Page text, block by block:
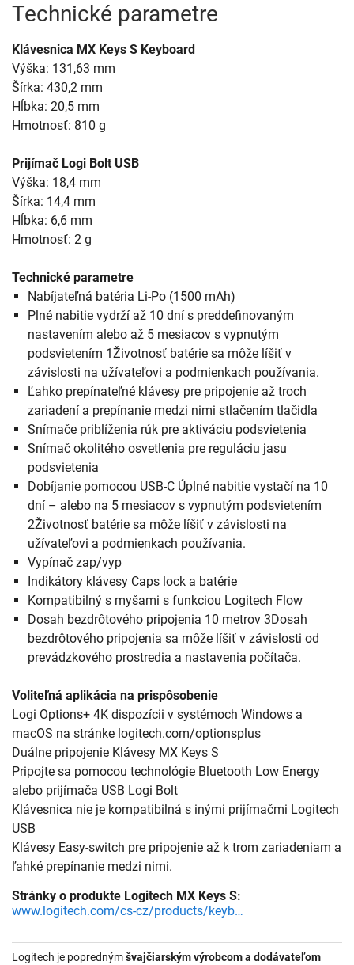
Technické parametre
Klávesnica MX Keys S Keyboard
Výška: 131,63 mm
Šírka: 430,2 mm
Hĺbka: 20,5 mm
Hmotnosť: 810 g
Prijímač Logi Bolt USB
Výška: 18,4 mm
Šírka: 14,4 mm
Hĺbka: 6,6 mm
Hmotnosť: 2 g
Technické parametre
Nabíjateľná batéria Li-Po (1500 mAh)
Plné nabitie vydrží až 10 dní s preddefinovaným
nastavením alebo až 5 mesiacov s vypnutým
podsvietením 1Životnosť batérie sa môže líšiť v
závislosti na užívateľovi a podmienkach používania.
Ľahko prepínateľné klávesy pre pripojenie až troch
zariadení a prepínanie medzi nimi stlačením tlačidla
Snímače priblíženia rúk pre aktiváciu podsvietenia
Snímač okolitého osvetlenia pre reguláciu jasu
podsvietenia
Dobíjanie pomocou USB-C Úplné nabitie vystačí na 10
dní – alebo na 5 mesiacov s vypnutým podsvietením
2Životnosť batérie sa môže líšiť v závislosti na
užívateľovi a podmienkach používania.
Vypínač zap/vyp
Indikátory klávesy Caps lock a batérie
Kompatibilný s myšami s funkciou Logitech Flow
Dosah bezdrôtového pripojenia 10 metrov 3Dosah
bezdrôtového pripojenia sa môže líšiť v závislosti od
prevádzkového prostredia a nastavenia počítača.
Voliteľná aplikácia na prispôsobenie
Logi Options+ 4K dispozícii v systémoch Windows a
macOS na stránke logitech.com/optionsplus
Duálne pripojenie Klávesy MX Keys S
Pripojte sa pomocou technológie Bluetooth Low Energy
alebo prijímača USB Logi Bolt
Klávesnica nie je kompatibilná s inými prijímačmi Logitech
USB
Klávesy Easy-switch pre pripojenie až k trom zariadeniam a
ľahké prepínanie medzi nimi.
Stránky o produkte Logitech MX Keys S:
www.logitech.com/cs-cz/products/keyboards/mx-keys-s.html
Logitech je poprednýmšvajčiarským výrobcom a dodávateľom